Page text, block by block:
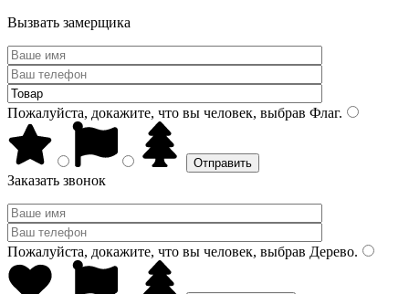
Вызвать замерщика
Пожалуйста, докажите, что вы человек, выбрав Флаг.
Заказать звонок
Пожалуйста, докажите, что вы человек, выбрав Дерево.